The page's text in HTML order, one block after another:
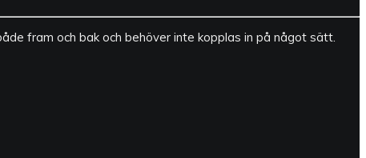
fram och bak och behöver inte kopplas in på något sätt.